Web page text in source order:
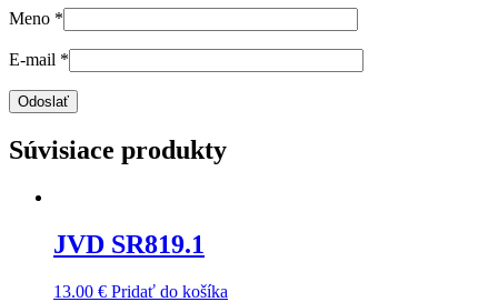
Meno *
E-mail *
Súvisiace produkty
JVD SR819.1
13.00 € Pridať do košíka